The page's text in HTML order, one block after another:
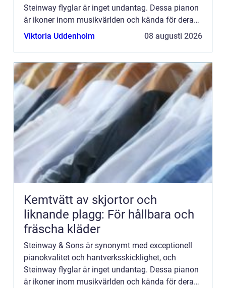
Steinway flyglar är inget undantag. Dessa pianon
är ikoner inom musikvärlden och kända för deras
rika ton, utsökta touch o...
Viktoria Uddenholm 08 augusti 2026
Kemtvätt av skjortor och
liknande plagg: För hållbara och
fräscha kläder
Steinway & Sons är synonymt med exceptionell
pianokvalitet och hantverksskicklighet, och
Steinway flyglar är inget undantag. Dessa pianon
är ikoner inom musikvärlden och kända för deras